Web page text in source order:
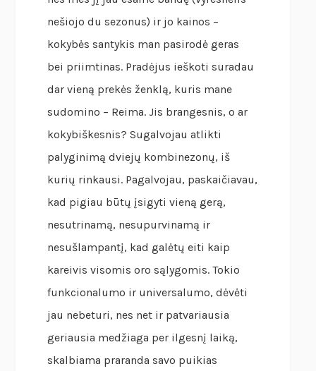
nešiojo du sezonus) ir jo kainos –
kokybės santykis man pasirodė geras
bei priimtinas. Pradėjus ieškoti suradau
dar vieną prekės ženklą, kuris mane
sudomino – Reima. Jis brangesnis, o ar
kokybiškesnis? Sugalvojau atlikti
palyginimą dviejų kombinezonų, iš
kurių rinkausi. Pagalvojau, paskaičiavau,
kad pigiau būtų įsigyti vieną gerą,
nesutrinamą, nesupurvinamą ir
nesušlampantį, kad galėtų eiti kaip
kareivis visomis oro sąlygomis. Tokio
funkcionalumo ir universalumo, dėvėti
jau nebeturi, nes net ir patvariausia
geriausia medžiaga per ilgesnį laiką,
skalbiama praranda savo puikias